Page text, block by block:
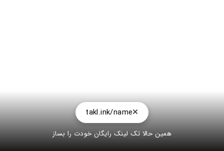
takl.ink/name
همین حالا تک لینک رایگان خودت را بساز